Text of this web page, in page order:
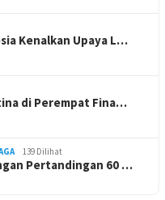
Kenalkan Upaya L…
di Perempat Fina…
139 Dilihat
Pertandingan 60 …